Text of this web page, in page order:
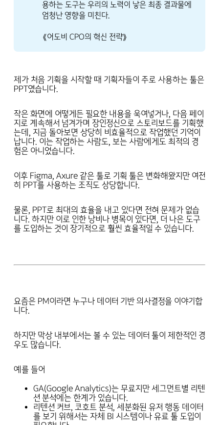
용하는 도구는 우리의 노력이 낳은 최종 결과물에
엄청난 영향을 미친다.
《어도비 CPO의 혁신 전략》
제가 처음 기획을 시작할 때 기획자들이 주로 사용하는 툴은
PPT였습니다.
작은 화면에 어떻게든 필요한 내용을 욱여넣거나, 다음 페이
지로 계속해서 넘겨가며 장인정신으로 스토리보드를 기획했
는데, 지금 돌아보면 상당히 비효율적으로 작업했던 기억이
납니다. 이는 작업하는 사람도, 보는 사람에게도 최적의 경
험은 아니었습니다.
이후 Figma, Axure 같은 툴로 기획 툴은 변화해왔지만 여전
히 PPT를 사용하는 조직도 상당합니다.
물론, PPT로 최대의 효율을 내고 있다면 전혀 문제가 없습
니다. 하지만 이로 인한 낭비나 병목이 있다면, 더 나은 도구
를 도입하는 것이 장기적으로 훨씬 효율적일 수 있습니다.
요즘은 PM이라면 누구나 데이터 기반 의사결정을 이야기합
니다.
하지만 막상 내부에서는 볼 수 있는 데이터 툴이 제한적인 경
우도 많습니다.
예를 들어
GA(Google Analytics)는 무료지만 세그먼트별 리텐
션 분석에는 한계가 있습니다.
리텐션 커브, 코호트 분석, 세분화된 유저 행동 데이터
를 보기 위해서는 자체 BI 시스템이나 유료 툴 도입이